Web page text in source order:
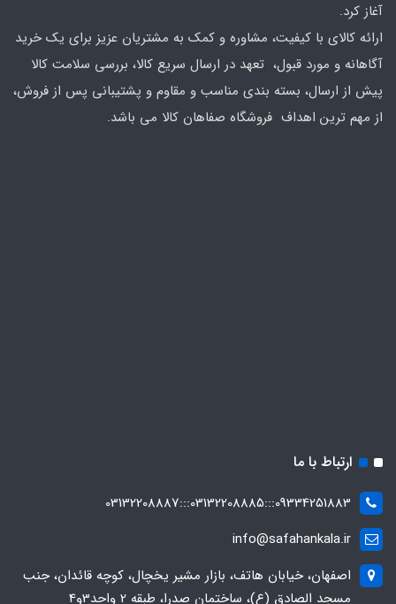
آغاز کرد.
ارائه کالای با کیفیت، مشاوره و کمک به مشتریان عزیز برای یک خرید
آگاهانه و مورد قبول، تعهد در ارسال سریع کالا، بررسی سلامت کالا
پیش از ارسال، بسته بندی مناسب و مقاوم و پشتیبانی پس از فروش،
از مهم ترین اهداف فروشگاه صفاهان کالا می باشد.
ارتباط با ما
09334251883:::03132208885:::03132208887
info@safahankala.ir
اصفهان، خیابان هاتف، بازار مشیر یخچال، کوچه قائدان، جنب
مسجد الصادق (ع)، ساختمان صدرا، طبقه 2 واحد3و4